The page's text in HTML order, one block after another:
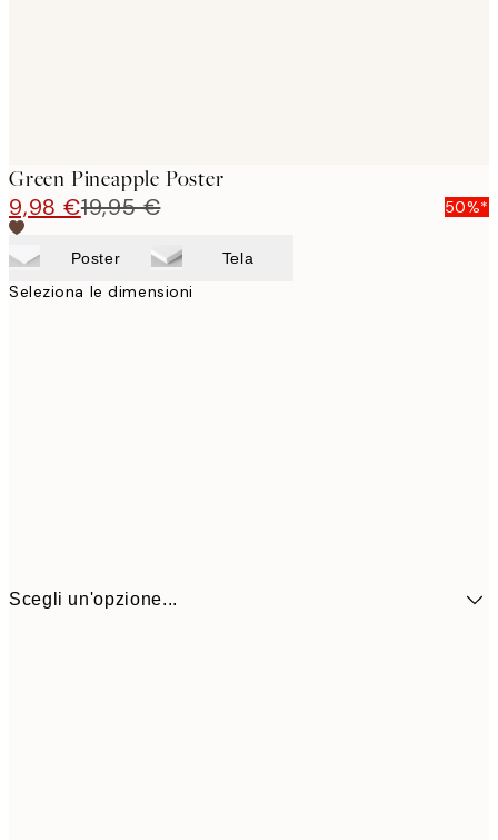
Green Pineapple Poster
9,98 €19,95 € 50%*
Poster Tela
Seleziona le dimensioni
Scegli un'opzione...